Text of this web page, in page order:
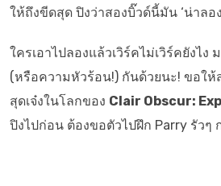
ให้ถึงขีดสุด ปิงว่าสองบิ๊วด์นี้มัน ‘น่าลอง
ใครเอาไปลองแล้วเวิร์คไม่เวิร์คยังไ
(หรือความหัวร้อน!) กันด้วยนะ! ขอใ
สุดเจ๋งในโลกของ Clair Obscur:
ปิงไปก่อน ต้องขอตัวไปฝึก Parry รัวๆ